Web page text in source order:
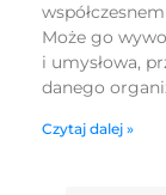
Może go
i umysłowa,
danego
Czytaj dalej »